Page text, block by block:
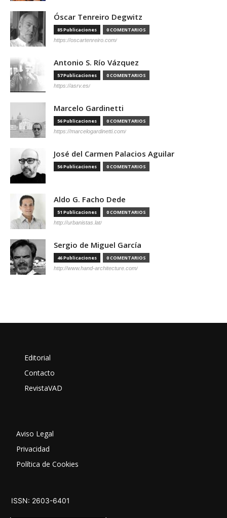
Óscar Tenreiro Degwitz
85 Publicaciones 0 COMENTARIOS
https://oscartenreiro.com/
Antonio S. Río Vázquez
57 Publicaciones 0 COMENTARIOS
https://asrv.es/
Marcelo Gardinetti
56 Publicaciones 0 COMENTARIOS
https://marcelogardinetti.com/
José del Carmen Palacios Aguilar
56 Publicaciones 0 COMENTARIOS
Aldo G. Facho Dede
51 Publicaciones 0 COMENTARIOS
http://urbanistas.lat/
Sergio de Miguel García
46 Publicaciones 0 COMENTARIOS
http://www.hand-architecture.com/
Editorial
Contacto
RevistaVAD
Aviso Legal
Privacidad
Política de Cookies
ISSN: 2603-6401